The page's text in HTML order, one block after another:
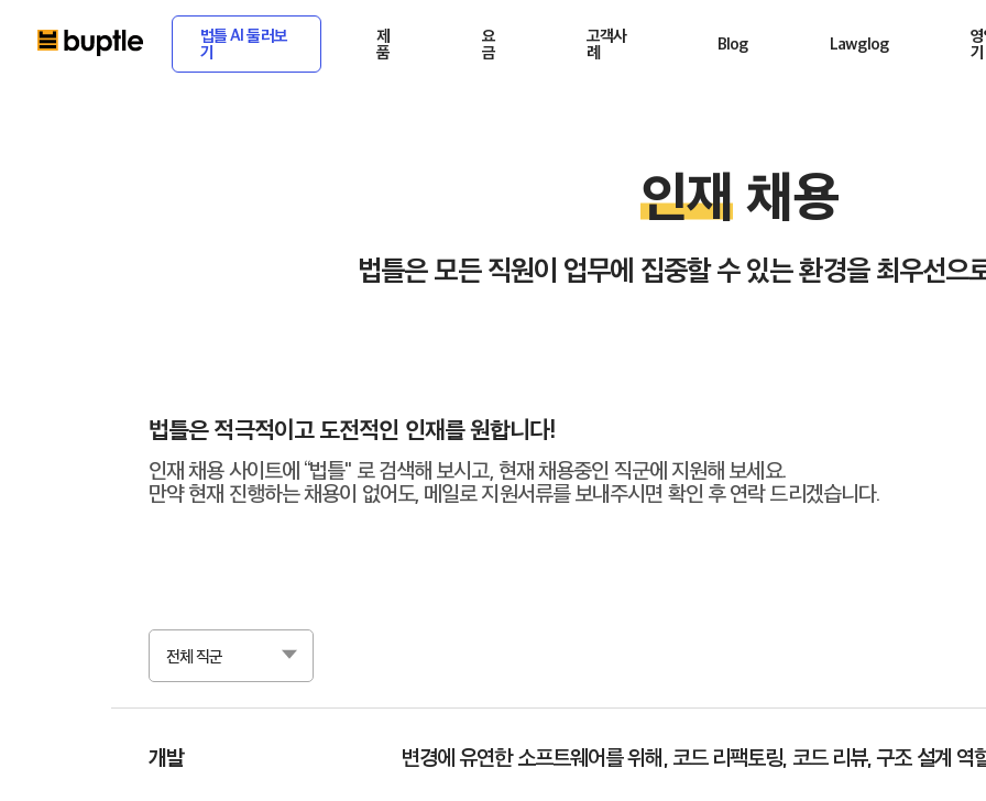
법틀 AI 둘러보
기
제
품
요
금
고객사
례 Blog Lawglog 기
인재채용
법틀은 모든 직원이 업무에 집중할 수 있는 환경을 최우선으
법틀은 적극적이고 도전적인 인재를 원합니다!
인재 채용 사이트에 “법틀" 로 검색해 보시고, 현재 채용중인 직군에 지원해 보세요.
만약 현재 진행하는 채용이 없어도, 메일로 지원서류를 보내주시면 확인 후 연락 드리겠습니다.
전체 직군
개발 변경에 유연한 소프트웨어를 위해, 코드 리팩토링, 코드 리뷰, 구조 설계 역